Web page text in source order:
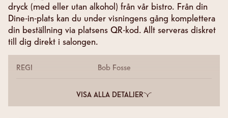
dryck (med eller utan alkohol) från vår bistro. Från din
Dine-in-plats kan du under visningens gång komplettera
din beställning via platsens QR-kod. Allt serveras diskret
till dig direkt i salongen.
REGI Bob Fosse
VISA ALLA DETALJER